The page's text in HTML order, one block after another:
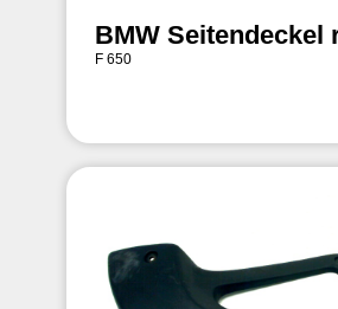
BMW Seitendeckel
F 650